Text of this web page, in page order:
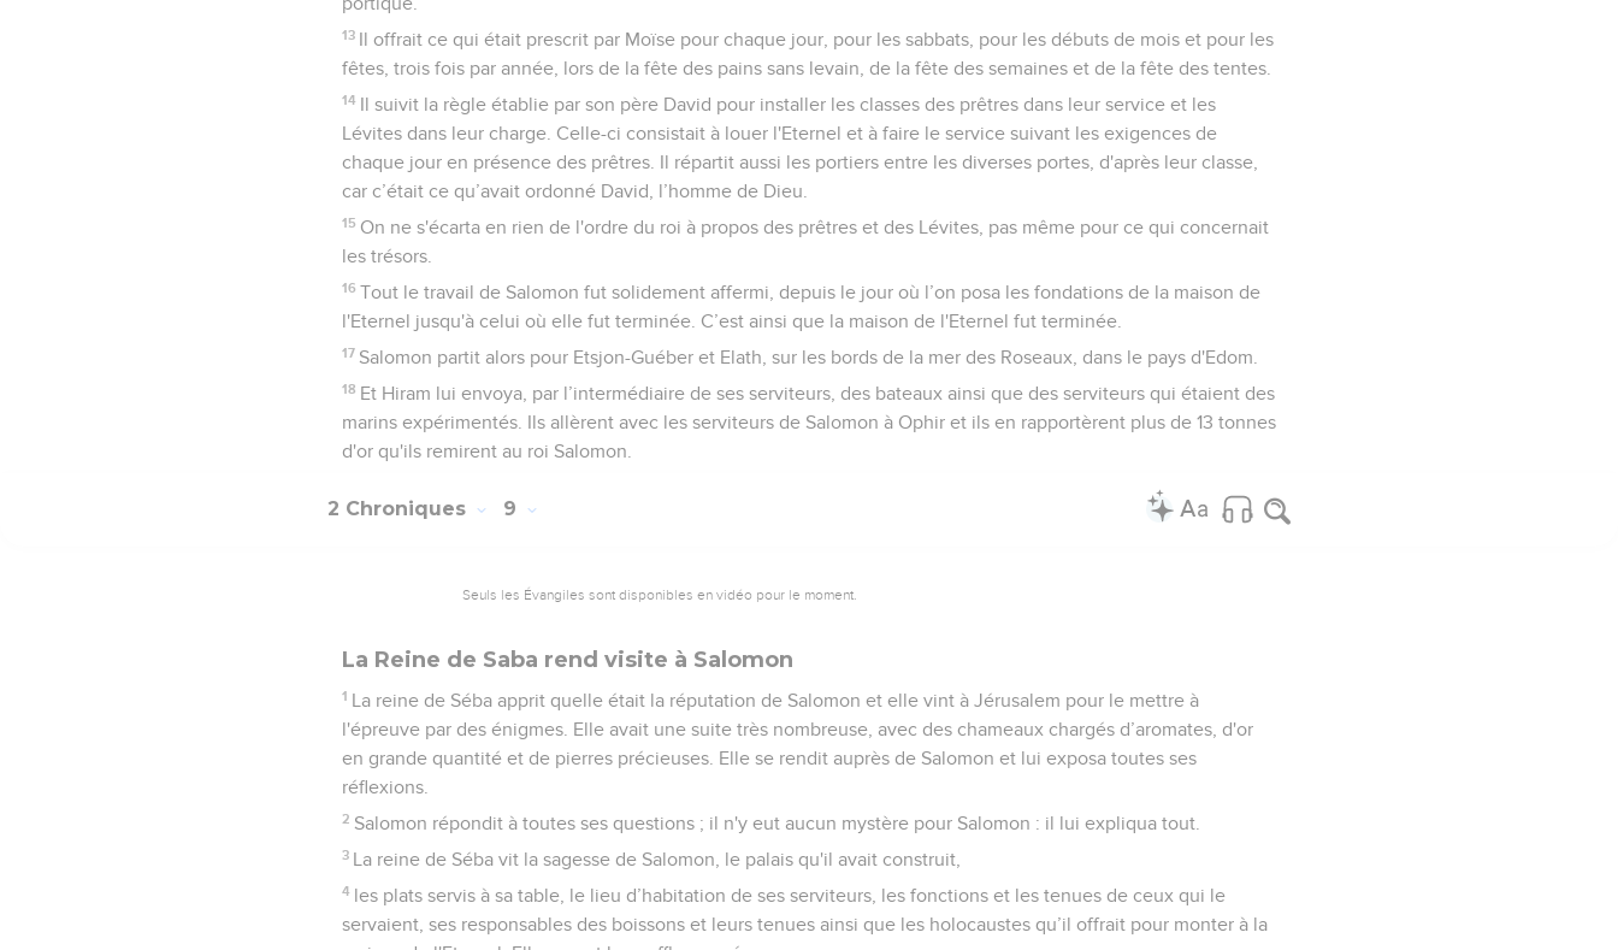
13 Il offrait ce qui était prescrit par Moïse pour chaque jour, pour les sabbats, pour les débuts de mois et pour les
fêtes, trois fois par année, lors de la fête des pains sans levain, de la fête des semaines et de la fête des tentes.
14 Il suivit la règle établie par son père David pour installer les classes des prêtres dans leur service et les
Lévites dans leur charge. Celle-ci consistait à louer l'Eternel et à faire le service suivant les exigences de
chaque jour en présence des prêtres. Il répartit aussi les portiers entre les diverses portes, d'après leur classe,
car c’était ce qu’avait ordonné David, l’homme de Dieu.
15 On ne s'écarta en rien de l'ordre du roi à propos des prêtres et des Lévites, pas même pour ce qui concernait
les trésors.
16 Tout le travail de Salomon fut solidement affermi, depuis le jour où l’on posa les fondations de la maison de
l'Eternel jusqu'à celui où elle fut terminée. C’est ainsi que la maison de l'Eternel fut terminée.
17 Salomon partit alors pour Etsjon-Guéber et Elath, sur les bords de la mer des Roseaux, dans le pays d'Edom.
18 Et Hiram lui envoya, par l’intermédiaire de ses serviteurs, des bateaux ainsi que des serviteurs qui étaient des
marins expérimentés. Ils allèrent avec les serviteurs de Salomon à Ophir et ils en rapportèrent plus de 13 tonnes
d'or qu'ils remirent au roi Salomon.
2 Chroniques 9
Seuls les Évangiles sont disponibles en vidéo pour le moment.
La Reine de Saba rend visite à Salomon
1 La reine de Séba apprit quelle était la réputation de Salomon et elle vint à Jérusalem pour le mettre à
l'épreuve par des énigmes. Elle avait une suite très nombreuse, avec des chameaux chargés d’aromates, d'or
en grande quantité et de pierres précieuses. Elle se rendit auprès de Salomon et lui exposa toutes ses
réflexions.
2 Salomon répondit à toutes ses questions ; il n'y eut aucun mystère pour Salomon : il lui expliqua tout.
3 La reine de Séba vit la sagesse de Salomon, le palais qu'il avait construit,
4 les plats servis à sa table, le lieu d’habitation de ses serviteurs, les fonctions et les tenues de ceux qui le
servaient, ses responsables des boissons et leurs tenues ainsi que les holocaustes qu’il offrait pour monter à la